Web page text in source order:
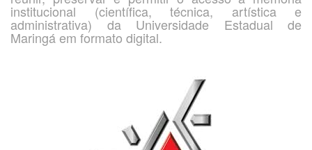
institucional (científica, técnica, artística e
administrativa) da Universidade Estadual de
Maringá em formato digital.